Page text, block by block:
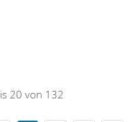
20 von 132